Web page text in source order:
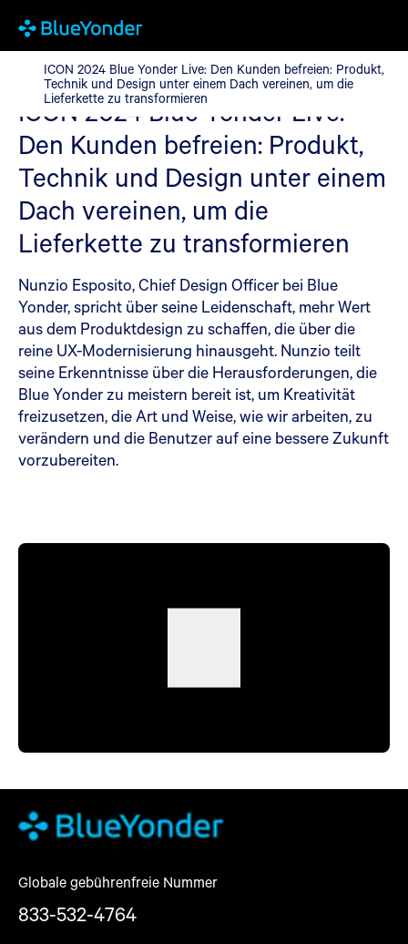
ICON 2024 Blue Yonder Live: Den Kunden befreien: Produkt,
ICON 2024 Blue Yonder Live: Den Kunden befreien: Produkt,
Technik und Design unter einem Dach vereinen, um die
Lieferkette zu transformieren
ICON 2024 Blue Yonder Live:
Den Kunden befreien: Produkt,
Technik und Design unter einem
Dach vereinen, um die
Lieferkette zu transformieren
Nunzio Esposito, Chief Design Officer bei Blue
Yonder, spricht über seine Leidenschaft, mehr Wert
aus dem Produktdesign zu schaffen, die über die
reine UX-Modernisierung hinausgeht. Nunzio teilt
seine Erkenntnisse über die Herausforderungen, die
Blue Yonder zu meistern bereit ist, um Kreativität
freizusetzen, die Art und Weise, wie wir arbeiten, zu
verändern und die Benutzer auf eine bessere Zukunft
vorzubereiten.
Globale gebührenfreie Nummer
833-532-4764